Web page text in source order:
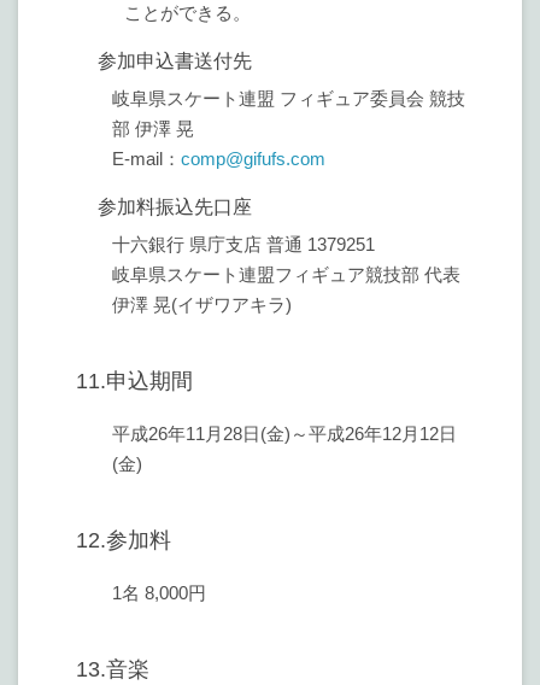
ことができる。
参加申込書送付先
岐阜県スケート連盟 フィギュア委員会 競技
部 伊澤 晃
E-mail： comp@gifufs.com
参加料振込先口座
十六銀行 県庁支店 普通 1379251
岐阜県スケート連盟フィギュア競技部 代表
伊澤 晃(イザワアキラ)
11.申込期間
平成26年11月28日(金)～平成26年12月12日
(金)
12.参加料
1名 8,000円
13.音楽